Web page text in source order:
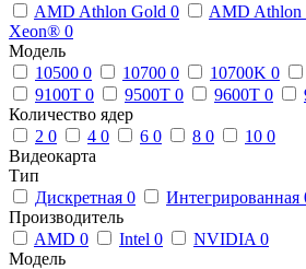
AMD Athlon Gold 0 AMD Athlon
Xeon® 0
Модель
10500 0 10700 0 10700K 0
9100T 0 9500T 0 9600T 0
Количество ядер
2 0 4 0 6 0 8 0 10 0
Видеокарта
Тип
Дискретная 0 Интегрированная
Производитель
AMD 0 Intel 0 NVIDIA 0
Модель